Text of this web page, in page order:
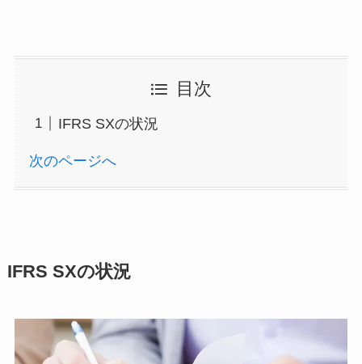
目次
IFRS SXの状況
次のページへ
IFRS SXの状況